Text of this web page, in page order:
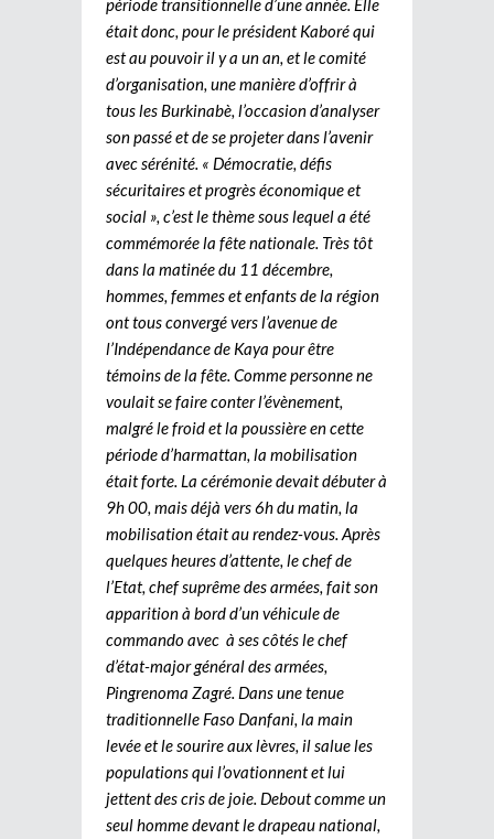
était donc, pour le président Kaboré qui
est au pouvoir il y a un an, et le comité
d’organisation, une manière d’offrir à
tous les Burkinabè, l’occasion d’analyser
son passé et de se projeter dans l’avenir
avec sérénité. « Démocratie, défis
sécuritaires et progrès économique et
social », c’est le thème sous lequel a été
commémorée la fête nationale. Très tôt
dans la matinée du 11 décembre,
hommes, femmes et enfants de la région
ont tous convergé vers l’avenue de
l’Indépendance de Kaya pour être
témoins de la fête. Comme personne ne
voulait se faire conter l’évènement,
malgré le froid et la poussière en cette
période d’harmattan, la mobilisation
était forte. La cérémonie devait débuter à
9h 00, mais déjà vers 6h du matin, la
mobilisation était au rendez-vous. Après
quelques heures d’attente, le chef de
l’Etat, chef suprême des armées, fait son
apparition à bord d’un véhicule de
commando avec à ses côtés le chef
d’état-major général des armées,
Pingrenoma Zagré. Dans une tenue
traditionnelle Faso Danfani, la main
levée et le sourire aux lèvres, il salue les
populations qui l’ovationnent et lui
jettent des cris de joie. Debout comme un
seul homme devant le drapeau national,